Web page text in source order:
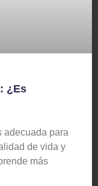
¿Es
adecuada para
de vida y
más